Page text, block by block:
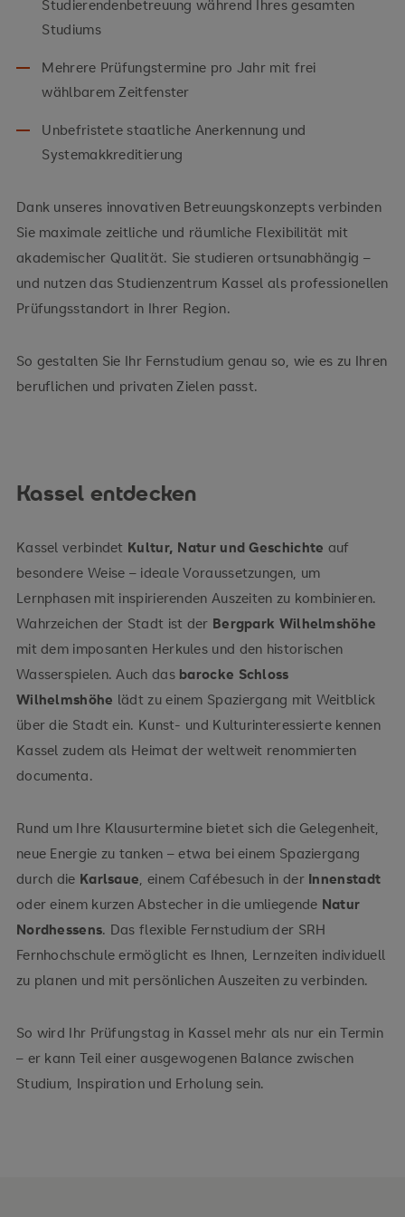
Studierendenbetreuung während Ihres gesamten
Studiums
Mehrere Prüfungstermine pro Jahr mit frei
wählbarem Zeitfenster
Unbefristete staatliche Anerkennung und
Systemakkreditierung
Dank unseres innovativen Betreuungskonzepts verbinden
Sie maximale zeitliche und räumliche Flexibilität mit
akademischer Qualität. Sie studieren ortsunabhängig –
und nutzen das Studienzentrum Kassel als professionellen
Prüfungsstandort in Ihrer Region.
So gestalten Sie Ihr Fernstudium genau so, wie es zu Ihren
beruflichen und privaten Zielen passt.
Kassel entdecken
Kassel verbindet Kultur, Natur und Geschichte auf
besondere Weise – ideale Voraussetzungen, um
Lernphasen mit inspirierenden Auszeiten zu kombinieren.
Wahrzeichen der Stadt ist der Bergpark Wilhelmshöhe
mit dem imposanten Herkules und den historischen
Wasserspielen. Auch das barocke Schloss
Wilhelmshöhe lädt zu einem Spaziergang mit Weitblick
über die Stadt ein. Kunst- und Kulturinteressierte kennen
Kassel zudem als Heimat der weltweit renommierten
documenta.
Rund um Ihre Klausurtermine bietet sich die Gelegenheit,
neue Energie zu tanken – etwa bei einem Spaziergang
durch die Karlsaue , einem Cafébesuch in der Innenstadt
oder einem kurzen Abstecher in die umliegende Natur
Nordhessens. Das flexible Fernstudium der SRH
Fernhochschule ermöglicht es Ihnen, Lernzeiten individuell
zu planen und mit persönlichen Auszeiten zu verbinden.
So wird Ihr Prüfungstag in Kassel mehr als nur ein Termin
– er kann Teil einer ausgewogenen Balance zwischen
Studium, Inspiration und Erholung sein.